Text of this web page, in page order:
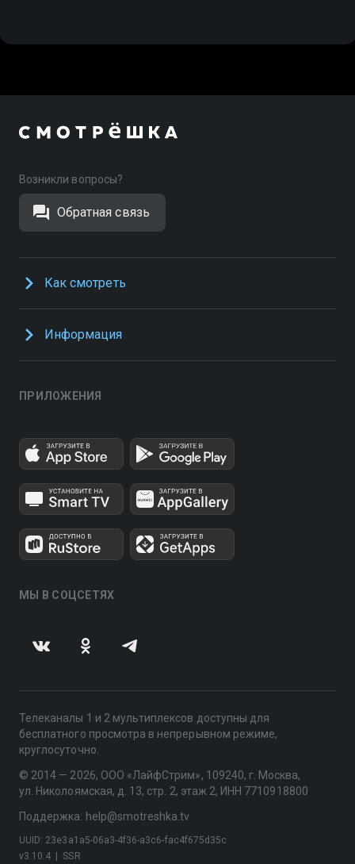
Возникли вопросы?
Обратная связь
Как смотреть
Информация
ПРИЛОЖЕНИЯ
МЫ В СОЦСЕТЯХ
Телеканалы 1 и 2 мультиплексов доступны для
бесплатного просмотра в непрерывном режиме,
круглосуточно.
© 2014 — 2026, ООО «ЛайфСтрим», 109240, г. Москва,
ул. Николоямская, д. 13, стр. 2, этаж 2, ИНН 7710918800
Поддержка: help@smotreshka.tv
v3.10.4 SSR
UUID: 23e3a1a5-06a3-4f36-a3c6-fac4f675d35c